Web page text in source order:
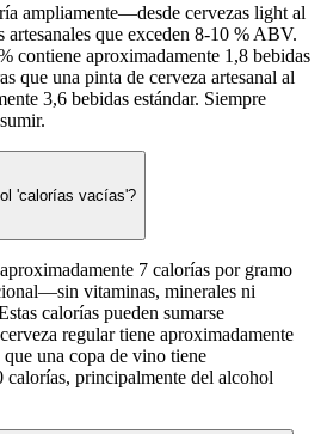
ampliamente—desde cervezas light al
que exceden 8-10 % ABV.
contiene aproximadamente 1,8 bebidas
que una pinta de cerveza artesanal al
3,6 bebidas estándar. Siempre
'calorías vacías'?
7 calorías por gramo
vitaminas, minerales ni
calorías pueden sumarse
regular tiene aproximadamente
una copa de vino tiene
calorías, principalmente del alcohol